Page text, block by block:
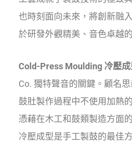
也時刻面向未來，將創新融
於研發外觀精美、音色卓越
Cold-Press Moulding 冷壓成
Co. 獨特聲音的關鍵。顧名
鼓肚製作過程中不使用加熱
憑藉在木工和鼓類製造方面
冷壓成型是手工製鼓的最佳